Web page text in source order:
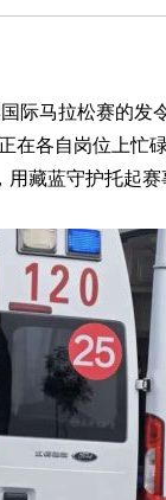
马拉松赛的发
在各自岗位上忙
藏蓝守护托起赛